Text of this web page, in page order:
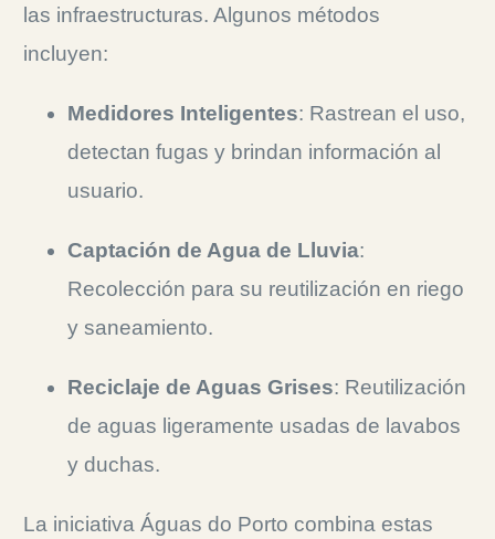
las infraestructuras. Algunos métodos
incluyen:
Medidores Inteligentes: Rastrean el uso,
detectan fugas y brindan información al
usuario.
Captación de Agua de Lluvia:
Recolección para su reutilización en riego
y saneamiento.
Reciclaje de Aguas Grises: Reutilización
de aguas ligeramente usadas de lavabos
y duchas.
La iniciativa Águas do Porto combina estas